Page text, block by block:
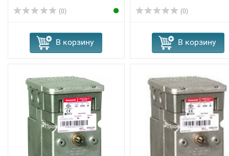
(0)
В корзину
(0)
В корзину